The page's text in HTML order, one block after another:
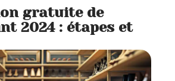
gratuite de
2024 : étapes et